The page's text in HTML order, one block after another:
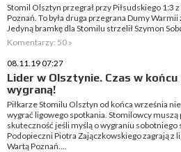
Stomil Olsztyn przegrał przy Piłsudskiego 1:3
Poznań. To była druga przegrana Dumy Warmii
Jedyną bramkę dla Stomilu strzelił Szymon
Komentarzy: 50 »
08.11.19 07:27
Lider w Olsztynie. Czas w końcu
wygraną!
Piłkarze Stomilu Olsztyn od końca września
wygrać ligowego spotkania. Stomilowcy muszą
skuteczność jeśli myślą o wygraniu sobotniego
Podopieczni Piotra Zajączkowskiego zagrają z
Wartą Poznań....